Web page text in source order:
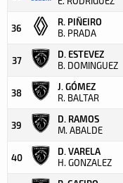
36
R. PIÑEIRO
B. PRADA
37
D. ESTEVEZ
B. DOMINGUEZ
38
J. GÓMEZ
R. BALTAR
39
D. RAMOS
M. ABALDE
40
D. VARELA
H. GONZALEZ